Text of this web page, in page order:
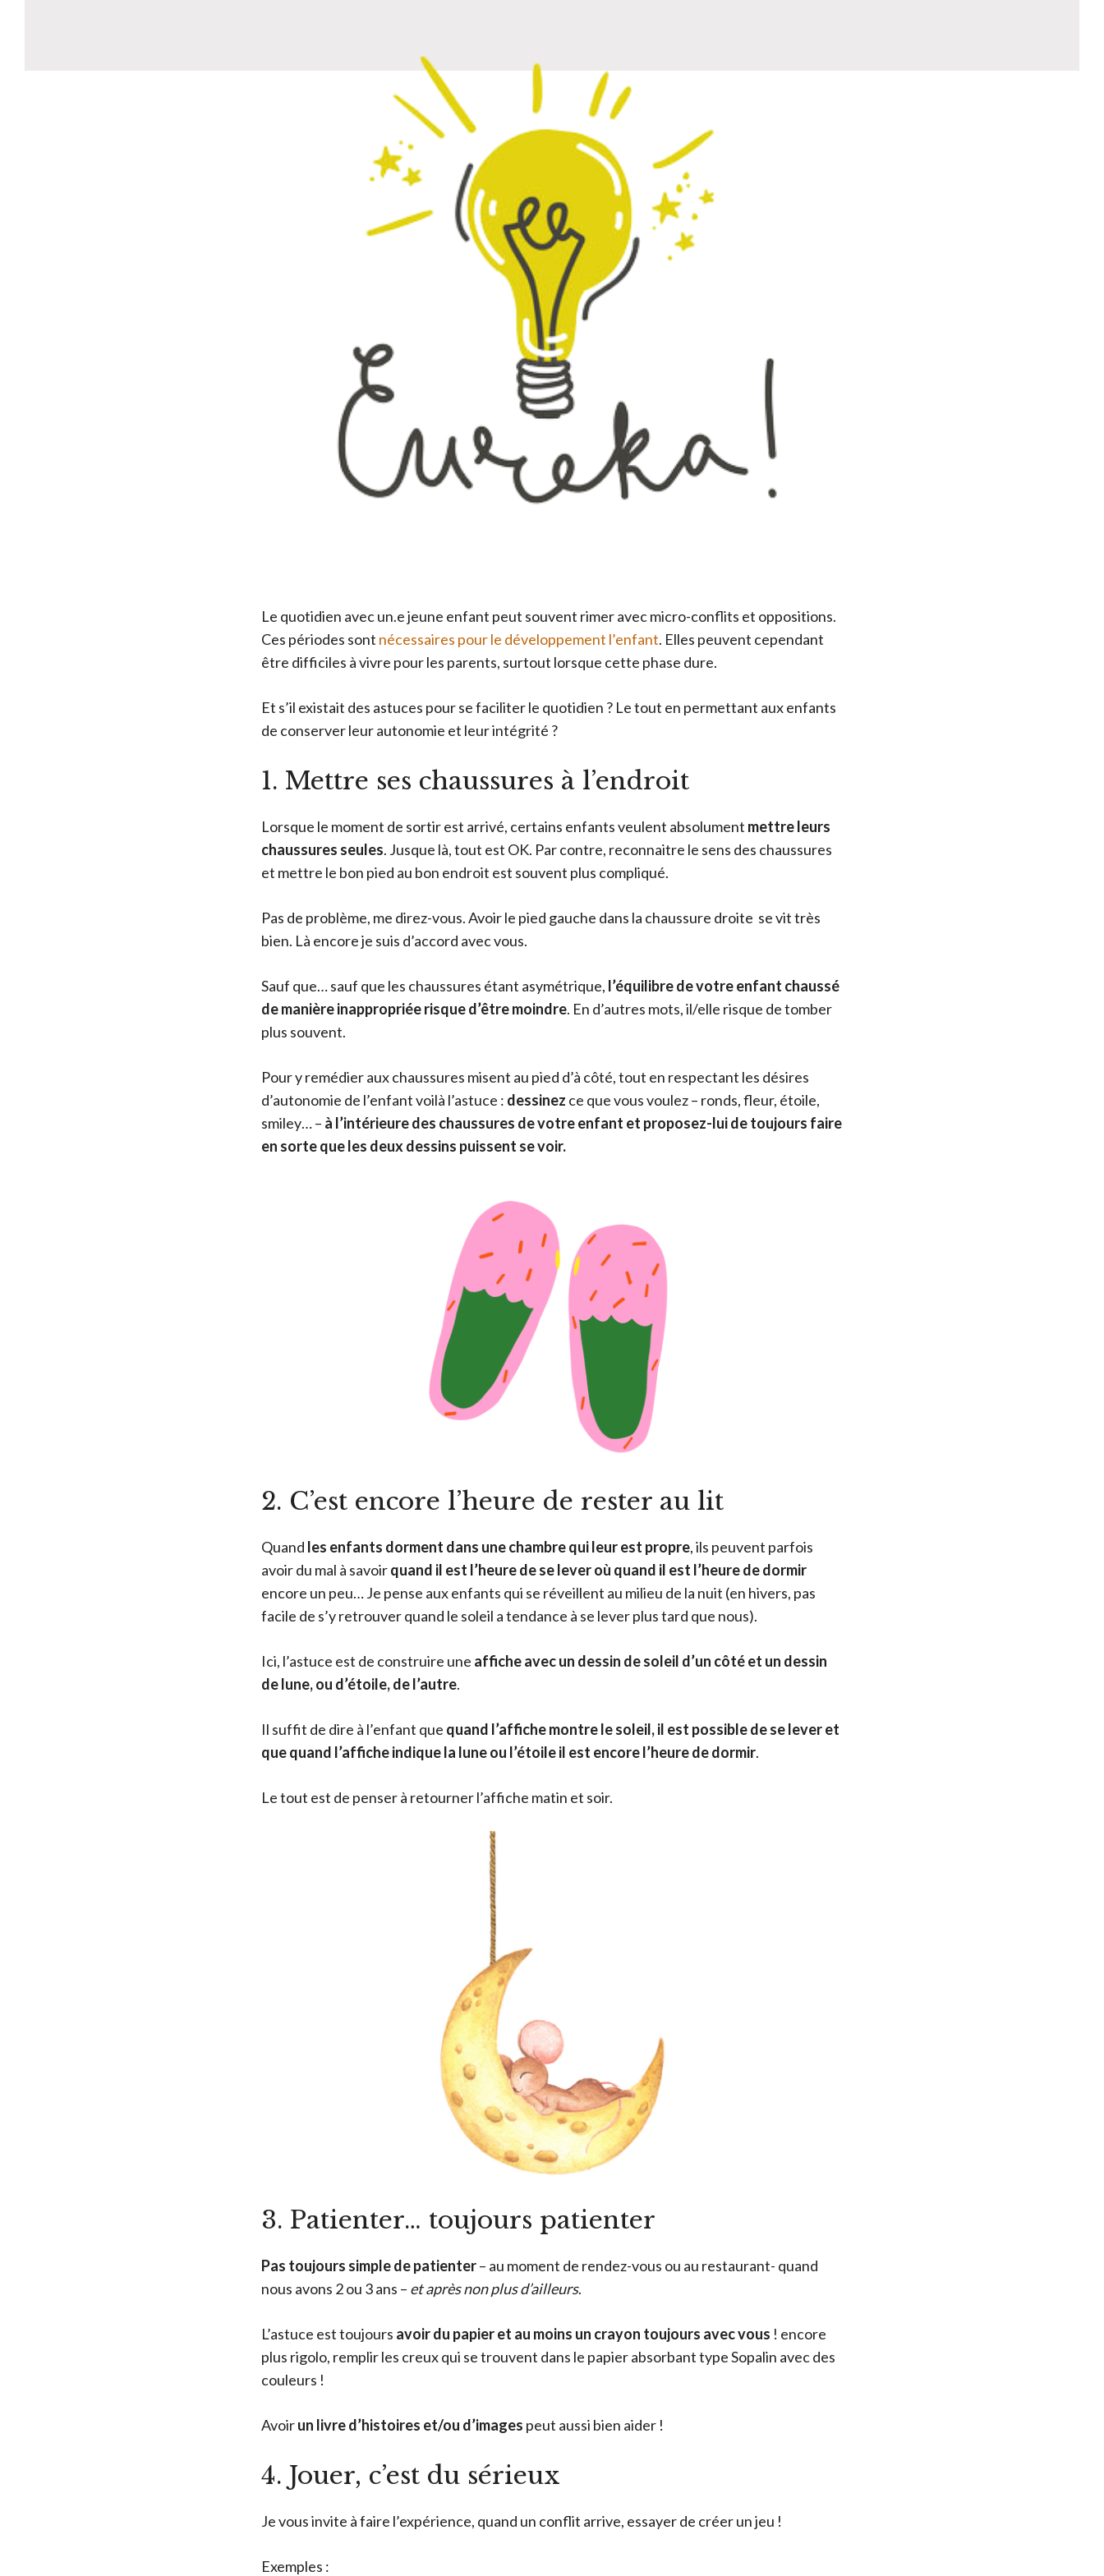
Le quotidien avec un.e jeune enfant peut souvent rimer avec micro-conflits et oppositions.
Ces périodes sont nécessaires pour le développement l’enfant. Elles peuvent cependant
être difficiles à vivre pour les parents, surtout lorsque cette phase dure.
Et s’il existait des astuces pour se faciliter le quotidien ? Le tout en permettant aux enfants
de conserver leur autonomie et leur intégrité ?
1. Mettre ses chaussures à l’endroit
Lorsque le moment de sortir est arrivé, certains enfants veulent absolument mettre leurs
chaussures seules. Jusque là, tout est OK. Par contre, reconnaitre le sens des chaussures
et mettre le bon pied au bon endroit est souvent plus compliqué.
Pas de problème, me direz-vous. Avoir le pied gauche dans la chaussure droite se vit très
bien. Là encore je suis d’accord avec vous.
Sauf que… sauf que les chaussures étant asymétrique, l’équilibre de votre enfant chaussé
de manière inappropriée risque d’être moindre. En d’autres mots, il/elle risque de tomber
plus souvent.
Pour y remédier aux chaussures misent au pied d’à côté, tout en respectant les désires
d’autonomie de l’enfant voilà l’astuce : dessinez ce que vous voulez – ronds, fleur, étoile,
smiley… – à l’intérieure des chaussures de votre enfant et proposez-lui de toujours faire
en sorte que les deux dessins puissent se voir.
2. C’est encore l’heure de rester au lit
Quand les enfants dorment dans une chambre qui leur est propre, ils peuvent parfois
avoir du mal à savoirquand il est l’heure de se lever où quand il est l’heure de dormir
encore un peu… Je pense aux enfants qui se réveillent au milieu de la nuit (en hivers, pas
facile de s’y retrouver quand le soleil a tendance à se lever plus tard que nous).
Ici, l’astuce est de construire une affiche avec un dessin de soleil d’un côté et un dessin
de lune, ou d’étoile, de l’autre.
Il suffit de dire à l’enfant que quand l’affiche montre le soleil, il est possible de se lever et
que quand l’affiche indique la lune ou l’étoile il est encore l’heure de dormir.
Le tout est de penser à retourner l’affiche matin et soir.
3. Patienter… toujours patienter
Pas toujours simple de patienter– au moment de rendez-vous ou au restaurant- quand
nous avons 2 ou 3 ans – et après non plus d’ailleurs.
L’astuce est toujours avoir du papier et au moins un crayon toujours avec vous ! encore
plus rigolo, remplir les creux qui se trouvent dans le papier absorbant type Sopalin avec des
couleurs !
Avoirun livre d’histoires et/ou d’images peut aussi bien aider !
4. Jouer, c’est du sérieux
Je vous invite à faire l’expérience, quand un conflit arrive, essayer de créer un jeu !
Exemples :